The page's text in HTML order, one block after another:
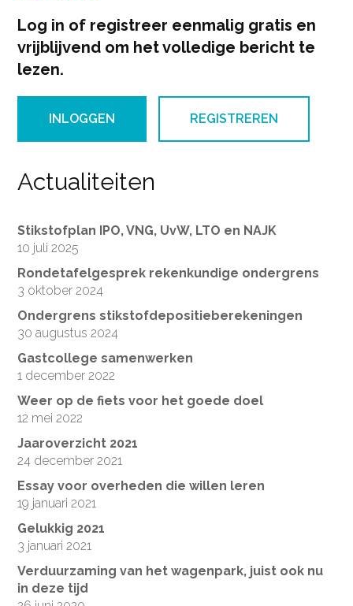
Log in of registreer eenmalig gratis en
vrijblijvend om het volledige bericht te
lezen.
INLOGGEN REGISTREREN
Actualiteiten
Stikstofplan IPO, VNG, UvW, LTO en NAJK
10 juli 2025
Rondetafelgesprek rekenkundige ondergrens
3 oktober 2024
Ondergrens stikstofdepositieberekeningen
30 augustus 2024
Gastcollege samenwerken
1 december 2022
Weer op de fiets voor het goede doel
12 mei 2022
Jaaroverzicht 2021
24 december 2021
Essay voor overheden die willen leren
19 januari 2021
Gelukkig 2021
3 januari 2021
Verduurzaming van het wagenpark, juist ook nu
in deze tijd